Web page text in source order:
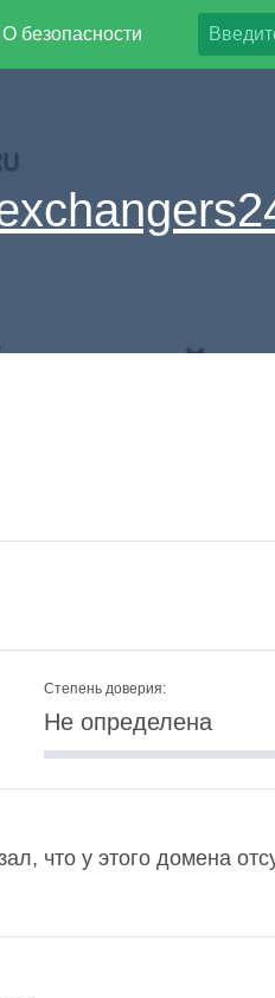
О безопасности
Степень доверия:
Не определена
что у этого домена